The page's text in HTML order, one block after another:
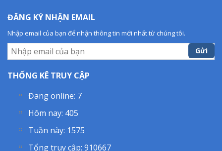
ĐĂNG KÝ NHẬN EMAIL
Nhập email của bạn để nhận thông tin mới nhất từ chúng tôi.
Gửi
THỐNG KÊ TRUY CẬP
Đang online: 7
Hôm nay: 405
Tuần này: 1575
Tổng truy cập: 910667